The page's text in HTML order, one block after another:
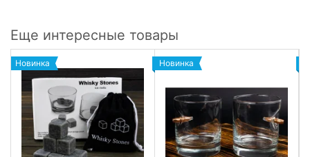
Еще интересные товары
Новинка Новинка